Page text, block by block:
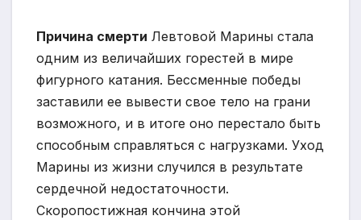
Причина смерти Левтовой Марины стала
одним из величайших горестей в мире
фигурного катания. Бессменные победы
заставили ее вывести свое тело на грани
возможного, и в итоге оно перестало быть
способным справляться с нагрузками. Уход
Марины из жизни случился в результате
сердечной недостаточности.
Скоропостижная кончина этой